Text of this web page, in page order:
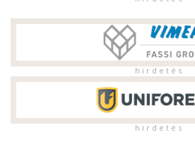
h i r d e t é s
h i r d e t é s